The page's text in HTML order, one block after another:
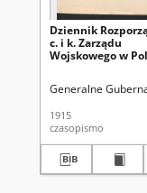
Dziennik
c. i k. Zarządu
Wojskowego w
Generalne
1915
czasopismo